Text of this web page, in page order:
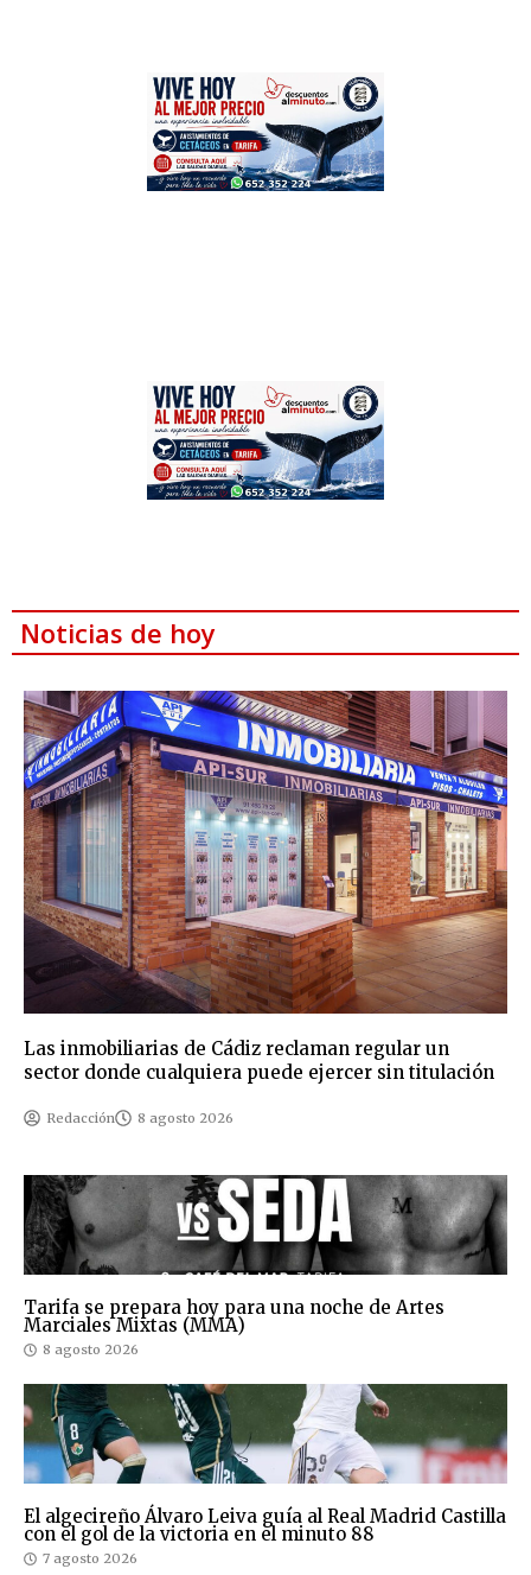
Noticias de hoy
Las inmobiliarias de Cádiz reclaman regular un
sector donde cualquiera puede ejercer sin titulación
Redacción 8 agosto 2026
Tarifa se prepara hoy para una noche de Artes
Marciales Mixtas (MMA)
8 agosto 2026
El algecireño Álvaro Leiva guía al Real Madrid Castilla
con el gol de la victoria en el minuto 88
7 agosto 2026